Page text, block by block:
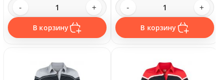
- +
В корзину
- +
В корзину